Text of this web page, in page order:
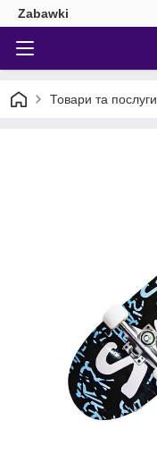
Zabawki
Товари та послуги